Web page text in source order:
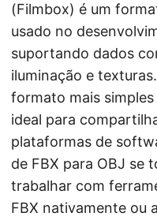
(Filmbox) é um
usado no
suportando dados
iluminação e
formato mais
ideal para
plataformas de
de FBX para OBJ se
trabalhar com
FBX nativamente ou